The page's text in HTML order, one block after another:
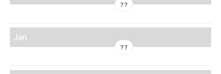
??
Jan
??